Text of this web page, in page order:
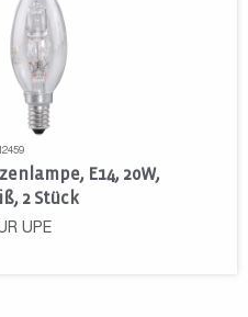
E14, 20W,
2 Stück
UPE